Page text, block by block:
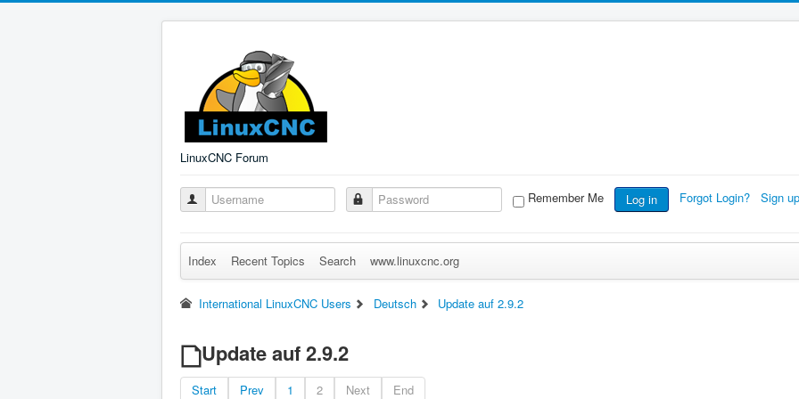
LinuxCNC Forum
Remember Me Log in Forgot Login? Sign
Index Recent Topics Search www.linuxcnc.org
International LinuxCNC Users Deutsch Update auf 2.9.2
Update auf 2.9.2
Start Prev 1 2 Next End